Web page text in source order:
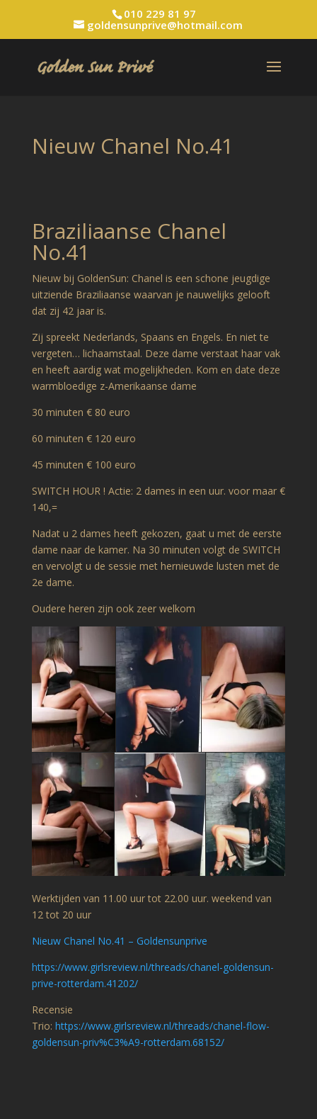
010 229 81 97
goldensunprive@hotmail.com
Nieuw Chanel No.41
Braziliaanse Chanel
No.41
Nieuw bij GoldenSun: Chanel is een schone jeugdige
uitziende Braziliaanse waarvan je nauwelijks gelooft
dat zij 42 jaar is.
Zij spreekt Nederlands, Spaans en Engels. En niet te
vergeten… lichaamstaal. Deze dame verstaat haar vak
en heeft aardig wat mogelijkheden. Kom en date deze
warmbloedige z-Amerikaanse dame
30 minuten € 80 euro
60 minuten € 120 euro
45 minuten € 100 euro
SWITCH HOUR ! Actie: 2 dames in een uur. voor maar €
140,=
Nadat u 2 dames heeft gekozen, gaat u met de eerste
dame naar de kamer. Na 30 minuten volgt de SWITCH
en vervolgt u de sessie met hernieuwde lusten met de
2e dame.
Oudere heren zijn ook zeer welkom
Werktijden van 11.00 uur tot 22.00 uur. weekend van
12 tot 20 uur
Nieuw Chanel No.41 – Goldensunprive
https://www.girlsreview.nl/threads/chanel-goldensun-
prive-rotterdam.41202/
Recensie
Trio: https://www.girlsreview.nl/threads/chanel-flow-
goldensun-priv%C3%A9-rotterdam.68152/